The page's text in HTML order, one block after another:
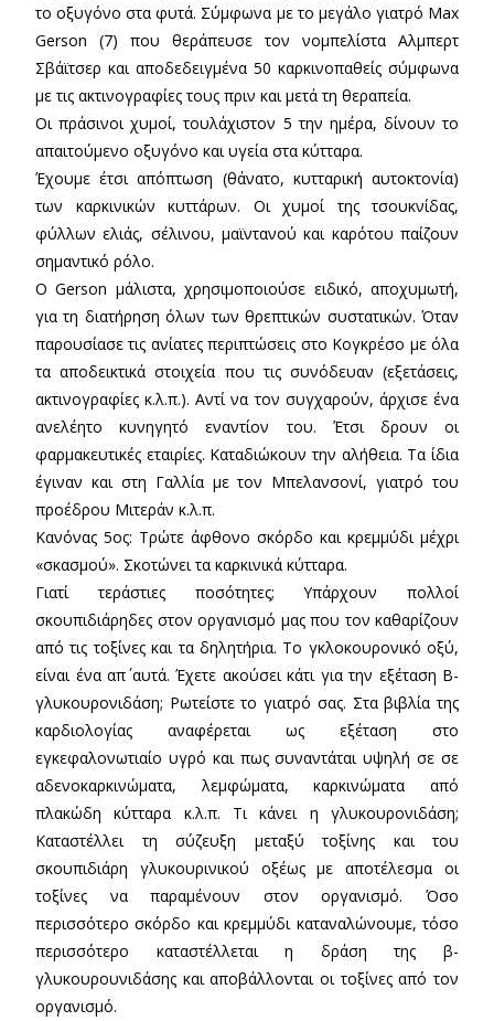
το οξυγόνο στα φυτά. Σύμφωνα με το μεγάλο γιατρό Max
Gerson (7) που θεράπευσε τον νομπελίστα Αλμπερτ
Σβάϊτσερ και αποδεδειγμένα 50 καρκινοπαθείς σύμφωνα
με τις ακτινογραφίες τους πριν και μετά τη θεραπεία.
Οι πράσινοι χυμοί, τουλάχιστον 5 την ημέρα, δίνουν το
απαιτούμενο οξυγόνο και υγεία στα κύτταρα.
Έχουμε έτσι απόπτωση (θάνατο, κυτταρική αυτοκτονία)
των καρκινικών κυττάρων. Οι χυμοί της τσουκνίδας,
φύλλων ελιάς, σέλινου, μαϊντανού και καρότου παίζουν
σημαντικό ρόλο.
Ο Gerson μάλιστα, χρησιμοποιούσε ειδικό, αποχυμωτή,
για τη διατήρηση όλων των θρεπτικών συστατικών. Όταν
παρουσίασε τις ανίατες περιπτώσεις στο Κογκρέσο με όλα
τα αποδεικτικά στοιχεία που τις συνόδευαν (εξετάσεις,
ακτινογραφίες κ.λ.π.). Αντί να τον συγχαρούν, άρχισε ένα
ανελέητο κυνηγητό εναντίον του. Έτσι δρουν οι
φαρμακευτικές εταιρίες. Καταδιώκουν την αλήθεια. Τα ίδια
έγιναν και στη Γαλλία με τον Μπελανσονί, γιατρό του
προέδρου Μιτεράν κ.λ.π.
Κανόνας 5ος: Τρώτε άφθονο σκόρδο και κρεμμύδι μέχρι
«σκασμού». Σκοτώνει τα καρκινικά κύτταρα.
Γιατί τεράστιες ποσότητες; Υπάρχουν πολλοί
σκουπιδιάρηδες στον οργανισμό μας που τον καθαρίζουν
από τις τοξίνες και τα δηλητήρια. Το γκλοκουρονικό οξύ,
είναι ένα απ΄ αυτά. Έχετε ακούσει κάτι για την εξέταση Β-
γλυκουρονιδάση; Ρωτείστε το γιατρό σας. Στα βιβλία της
καρδιολογίας αναφέρεται ως εξέταση στο
εγκεφαλονωτιαίο υγρό και πως συναντάται υψηλή σε σε
αδενοκαρκινώματα, λεμφώματα, καρκινώματα από
πλακώδη κύτταρα κ.λ.π. Τι κάνει η γλυκουρονιδάση;
Καταστέλλει τη σύζευξη μεταξύ τοξίνης και του
σκουπιδιάρη γλυκουρινικού οξέως με αποτέλεσμα οι
τοξίνες να παραμένουν στον οργανισμό. Όσο
περισσότερο σκόρδο και κρεμμύδι καταναλώνουμε, τόσο
περισσότερο καταστέλλεται η δράση της β-
γλυκουρουνιδάσης και αποβάλλονται οι τοξίνες από τον
οργανισμό.